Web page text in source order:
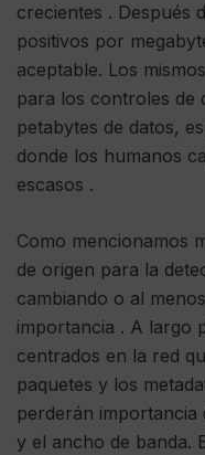
crecientes . Después
positivos por
aceptable. Los
para los controles de
petabytes de datos,
donde los humanos
escasos .
Como mencionamos
de origen para la
cambiando o al
importancia . A largo
centrados en la red
paquetes y los
perderán importancia
y el ancho de banda.